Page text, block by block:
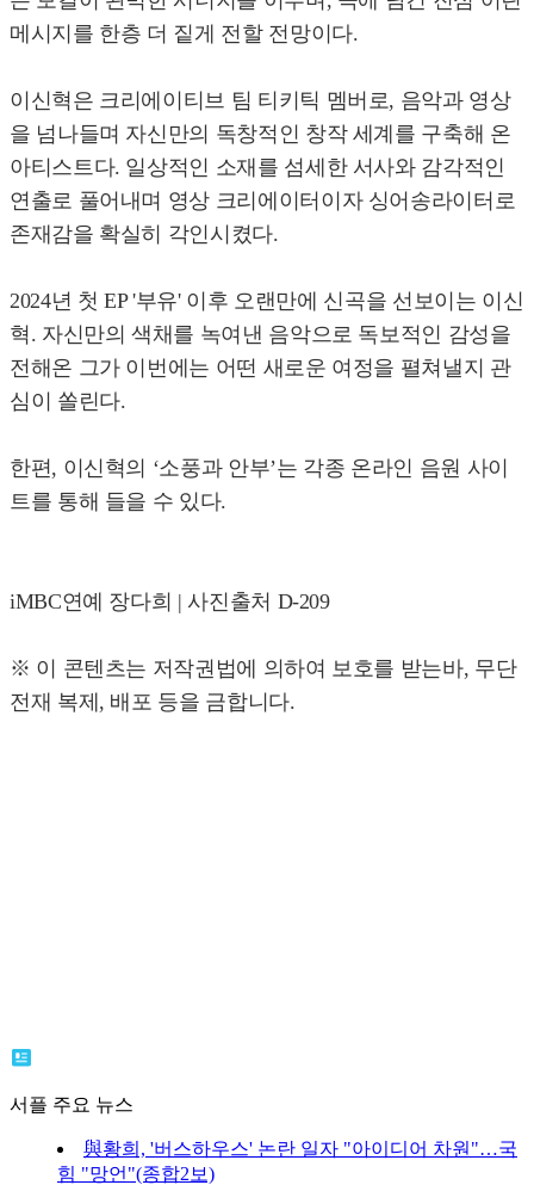
메시지를 한층 더 짙게 전할 전망이다.
이신혁은 크리에이티브 팀 티키틱 멤버로, 음악과 영상
을 넘나들며 자신만의 독창적인 창작 세계를 구축해 온
아티스트다. 일상적인 소재를 섬세한 서사와 감각적인
연출로 풀어내며 영상 크리에이터이자 싱어송라이터로
존재감을 확실히 각인시켰다.
2024년 첫 EP '부유' 이후 오랜만에 신곡을 선보이는 이신
혁. 자신만의 색채를 녹여낸 음악으로 독보적인 감성을
전해온 그가 이번에는 어떤 새로운 여정을 펼쳐낼지 관
심이 쏠린다.
한편, 이신혁의 ‘소풍과 안부’는 각종 온라인 음원 사이
트를 통해 들을 수 있다.
iMBC연예 장다희 | 사진출처 D-209
※ 이 콘텐츠는 저작권법에 의하여 보호를 받는바, 무단
전재 복제, 배포 등을 금합니다.
서플 주요 뉴스
與황희, '버스하우스' 논란 일자 "아이디어 차원"…국
힘 "망언"(종합2보)